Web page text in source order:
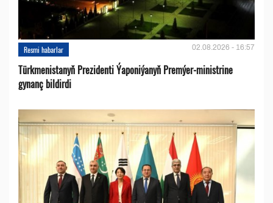
Resmi habarlar 02.08.2026 - 16:57
Türkmenistanyň Prezidenti Ýaponiýanyň Premýer-ministrine
gynanç bildirdi